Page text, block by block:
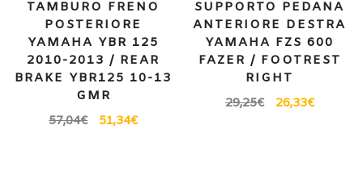
TAMBURO FRENO
POSTERIORE
YAMAHA YBR 125
2010-2013 / REAR
BRAKE YBR125 10-13
GMR
57,04€ 51,34€
SUPPORTO PEDANA
ANTERIORE DESTRA
YAMAHA FZS 600
FAZER / FOOTREST
RIGHT
29,25€ 26,33€